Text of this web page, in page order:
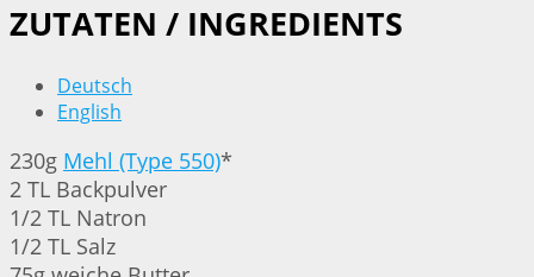
ZUTATEN / INGREDIENTS
Deutsch
English
230g Mehl (Type 550)*
2 TL Backpulver
1/2 TL Natron
1/2 TL Salz